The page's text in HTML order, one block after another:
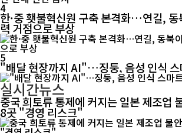
4
한·중 횃불혁신원 구축 본격화…연길, 동
력 거점으로 부상
5
"배달 현장까지 AI"…징둥, 음성 인식 스
실시간뉴스
중국 희토류 통제에 커지는 일본 제조
8곳 "경영 리스크"